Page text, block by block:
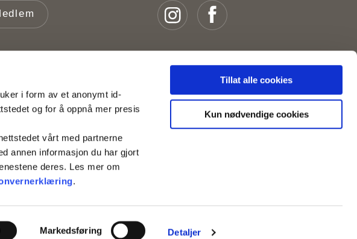
i form av et anonymt id-
og for å oppnå mer presis
vårt med partnerne
annen informasjon du har gjort
deres. Les mer om
.
Markedsføring Detaljer
Tillat alle cookies
Kun nødvendige cookies